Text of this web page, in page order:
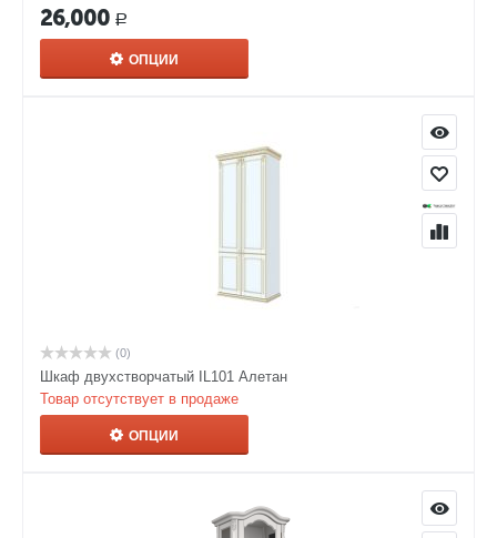
26,000 Р
ОПЦИИ
(0)
Шкаф двухстворчатый IL101 Алетан
Товар отсутствует в продаже
ОПЦИИ